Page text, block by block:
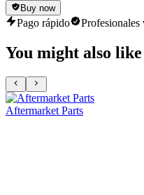
Buy now
Pago rápido Profesionales
You might also like
Aftermarket Parts